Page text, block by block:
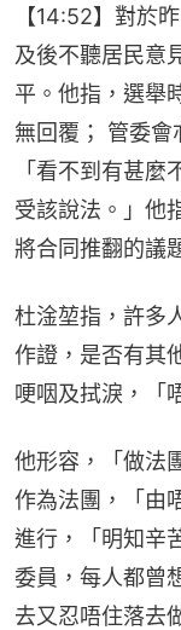
【14:52】對於
及後不聽居民意
平。他指，選舉
無回覆； 管委會
「看不到有甚
受該說法。」他
將合同推翻的議
杜淦堃指，許多
作證，是否有其
哽咽及拭淚，「
他形容，「做法
作為法團，「由
進行，「明知辛
委員，每人都曾
去又忍唔住落去